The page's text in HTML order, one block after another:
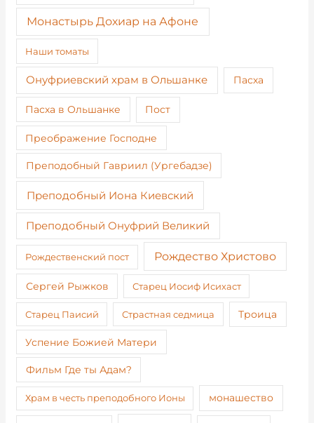
Монастырь Дохиар на Афоне
Наши томаты
Онуфриевский храм в Ольшанке Пасха
Пасха в Ольшанке Пост
Преображение Господне
Преподобный Гавриил (Ургебадзе)
Преподобный Иона Киевский
Преподобный Онуфрий Великий
Рождественский пост Рождество Христово
Сергей Рыжков Старец Иосиф Исихаст
Старец Паисий Страстная седмица Троица
Успение Божией Матери
Фильм Где ты Адам?
Храм в честь преподобного Ионы монашество